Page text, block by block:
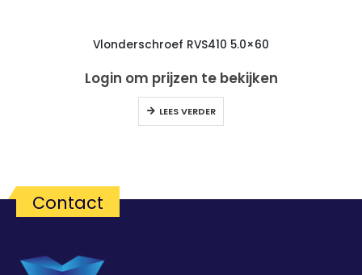
Vlonderschroef RVS410 5.0×60
Login om prijzen te bekijken
LEES VERDER
Contact